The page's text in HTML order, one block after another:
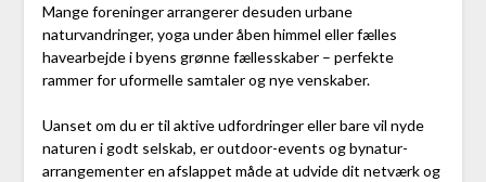
Mange foreninger arrangerer desuden urbane
naturvandringer, yoga under åben himmel eller fælles
havearbejde i byens grønne fællesskaber – perfekte
rammer for uformelle samtaler og nye venskaber.
Uanset om du er til aktive udfordringer eller bare vil nyde
naturen i godt selskab, er outdoor-events og bynatur-
arrangementer en afslappet måde at udvide dit netværk og